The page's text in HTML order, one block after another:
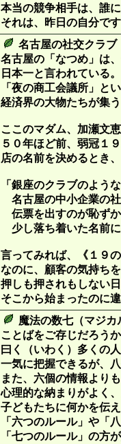
本当の競争相手は、誰
それは、昨日の自分で
名古屋の社交クラブ
名古屋の「なつめ」は
日本一と言われている。
「夜の商工会議所」と
経済界の大物たちが集
ここのマダム、加瀬文
５０年ほど前、弱冠１
店の名前を決めるとき
「銀座のクラブのよう
名古屋の中小企業の
伝票を出すのが恥ず
少し落ち着いた名前
言ってみれば、《１９
なのに、顧客の気持ち
押しも押されもしない
そこから始まったのに
魔法の数七（マジ
ことばをご存じだろう
曰く（いわく）多くの
一気に把握できるが、
また、六個の情報より
心理的な納まりがよく
子どもたちに何かを伝
「六つのルール」や「
「七つのルール」の方